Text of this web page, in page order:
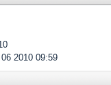
2010 09:59